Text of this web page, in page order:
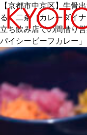
エリアから探
地図から探す
カテゴリーか
【京都市中京区】牛骨
る。二条［カレーダイ
立ち飲み店での間借り
パイシービーフカレー